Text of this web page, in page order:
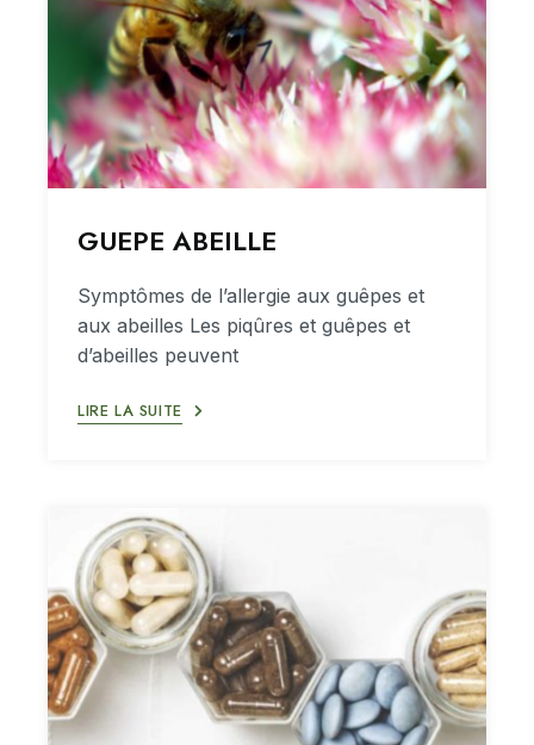
GUEPE ABEILLE
Symptômes de l’allergie aux guêpes et
aux abeilles Les piqûres et guêpes et
d’abeilles peuvent
LIRE LA SUITE